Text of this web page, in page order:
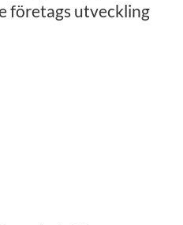
företags utveckling